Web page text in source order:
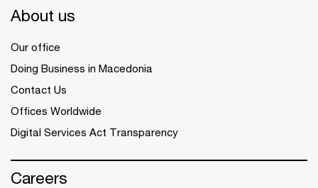
About us
Our office
Doing Business in Macedonia
Contact Us
Offices Worldwide
Digital Services Act Transparency
Careers